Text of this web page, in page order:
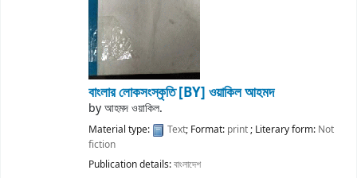
বাংলার লোকসংস্কৃতি[BY] ওয়াকিল আহমদ
byআহমদ ওয়াকিল.
Material type: Text; Format: print; Literary form: Not
fiction
Publication details:বাংলাদেশ